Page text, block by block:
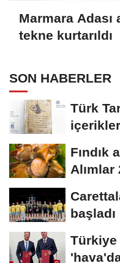
Marmara Adası
tekne kurtarıldı
SON HABERLER
Türk
Fındık
başladı
Türkiye